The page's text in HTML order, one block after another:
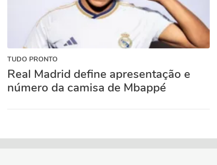
TUDO PRONTO
Real Madrid define apresentação e
número da camisa de Mbappé